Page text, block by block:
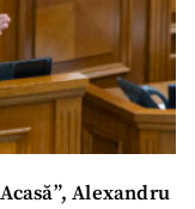
Alexandru